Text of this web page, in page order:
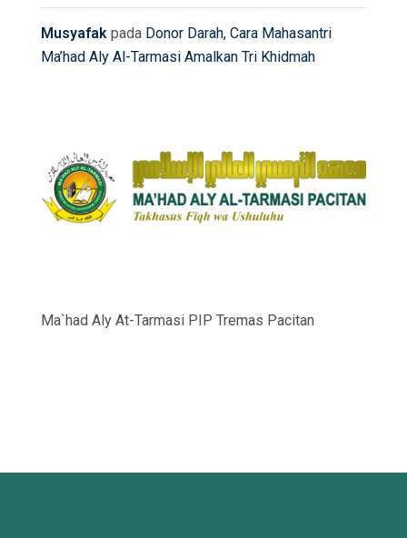
Musyafak pada Donor Darah, Cara Mahasantri
Ma’had Aly Al-Tarmasi Amalkan Tri Khidmah
Ma`had Aly At-Tarmasi PIP Tremas Pacitan